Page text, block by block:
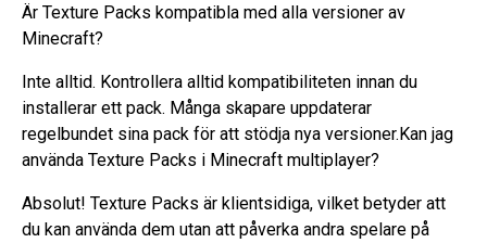
Är Texture Packs kompatibla med alla versioner av
Minecraft?
Inte alltid. Kontrollera alltid kompatibiliteten innan du
installerar ett pack. Många skapare uppdaterar
regelbundet sina pack för att stödja nya versioner.Kan jag
använda Texture Packs i Minecraft multiplayer?
Absolut! Texture Packs är klientsidiga, vilket betyder att
du kan använda dem utan att påverka andra spelare på